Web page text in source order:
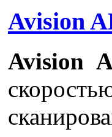
Avision
Avision